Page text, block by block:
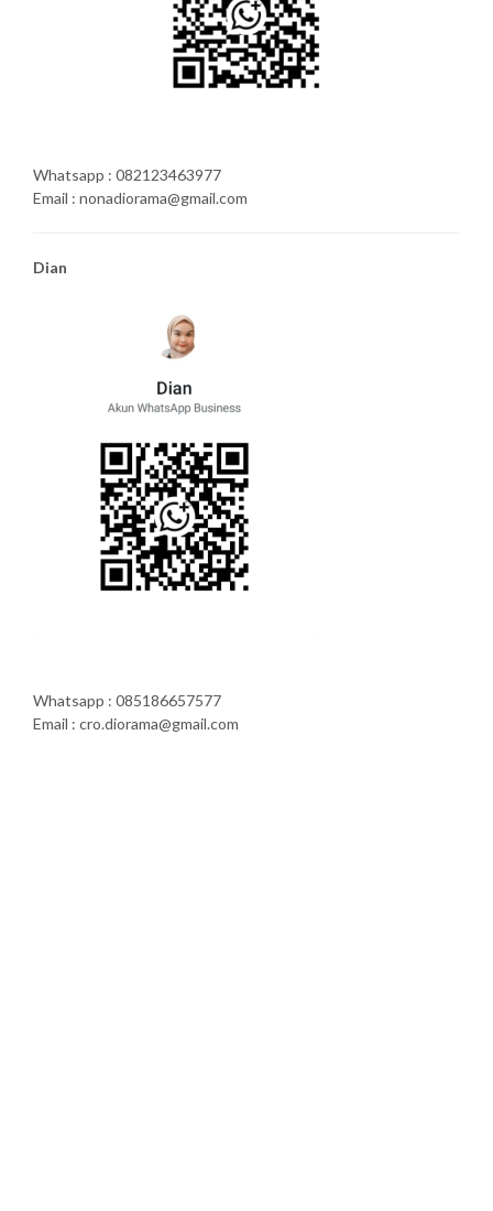
Whatsapp : 082123463977
Email : nonadiorama@gmail.com
Dian
Whatsapp : 085186657577
Email : cro.diorama@gmail.com